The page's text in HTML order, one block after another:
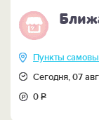
Пункты
Сегодня, 07
0Р